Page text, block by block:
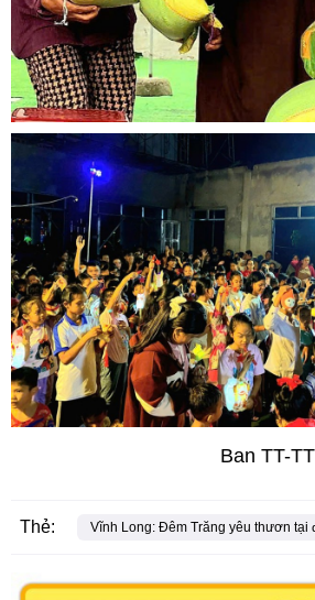
Ban TT-
Thẻ: Vĩnh Long: Đêm Trăng yêu thươn tại